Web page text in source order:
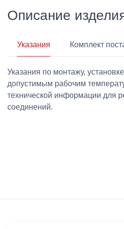
Описание
Указания Комплект
Указания по монтажу,
допустимым рабочим
технической информации для
соединений.